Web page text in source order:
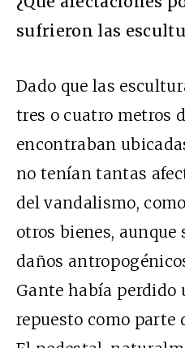
sufrieron las
Dado que las
tres o cuatro metros
encontraban
no tenían tantas
del vandalismo,
otros bienes,
daños
Gante había perdido
repuesto como parte